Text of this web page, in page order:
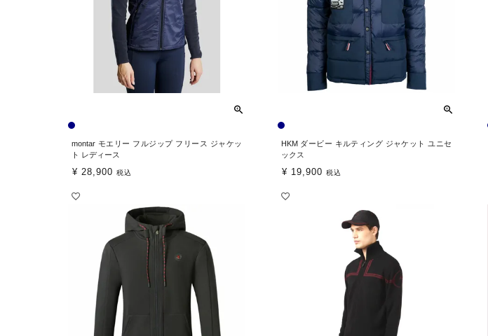
montar モエリー フルジップ フリース ジャケッ
ト レディース
¥ 28,900 税込
HKM ダービー キルティング ジャケット ユニセ
ックス
¥ 19,900 税込